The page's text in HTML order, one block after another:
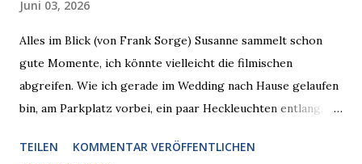
Juni 03, 2026
Alles im Blick (von Frank Sorge) Susanne sammelt schon
gute Momente, ich könnte vielleicht die filmischen
abgreifen. Wie ich gerade im Wedding nach Hause gelaufen
bin, am Parkplatz vorbei, ein paar Heckleuchten entlang, als
den Blick kam, mit verlockend frisch leuchtenden
TEILEN
KOMMENTAR VERÖFFENTLICHEN